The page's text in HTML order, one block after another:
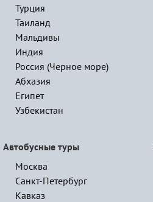
Турция
Таиланд
Мальдивы
Индия
Россия (Черное море)
Абхазия
Египет
Узбекистан
Автобусные туры
Москва
Санкт-Петербург
Кавказ